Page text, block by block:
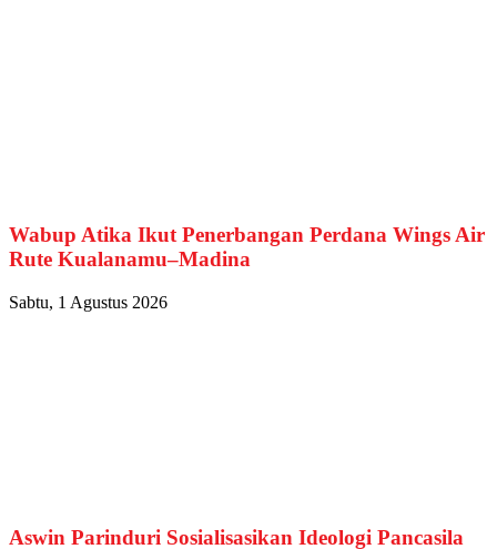
Wabup Atika Ikut Penerbangan Perdana Wings Air
Rute Kualanamu–Madina
Sabtu, 1 Agustus 2026
Aswin Parinduri Sosialisasikan Ideologi Pancasila